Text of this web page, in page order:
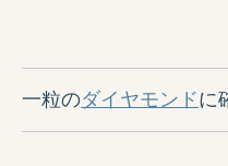
一粒のダイヤモンドに